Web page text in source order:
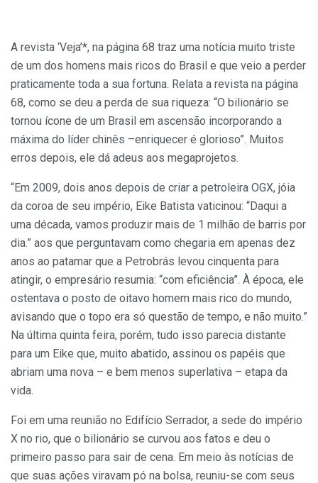
A revista ‘Veja’*, na página 68 traz uma notícia muito triste
de um dos homens mais ricos do Brasil e que veio a perder
praticamente toda a sua fortuna. Relata a revista na página
68, como se deu a perda de sua riqueza: “O bilionário se
tornou ícone de um Brasil em ascensão incorporando a
máxima do líder chinês –enriquecer é glorioso”. Muitos
erros depois, ele dá adeus aos megaprojetos.
“Em 2009, dois anos depois de criar a petroleira OGX, jóia
da coroa de seu império, Eike Batista vaticinou: “Daqui a
uma década, vamos produzir mais de 1 milhão de barris por
dia.” aos que perguntavam como chegaria em apenas dez
anos ao patamar que a Petrobrás levou cinquenta para
atingir, o empresário resumia: “com eficiência”. À época, ele
ostentava o posto de oitavo homem mais rico do mundo,
avisando que o topo era só questão de tempo, e não muito.”
Na última quinta feira, porém, tudo isso parecia distante
para um Eike que, muito abatido, assinou os papéis que
abriam uma nova – e bem menos superlativa – etapa da
vida.
Foi em uma reunião no Edifício Serrador, a sede do império
X no rio, que o bilionário se curvou aos fatos e deu o
primeiro passo para sair de cena. Em meio às notícias de
que suas ações viravam pó na bolsa, reuniu-se com seus